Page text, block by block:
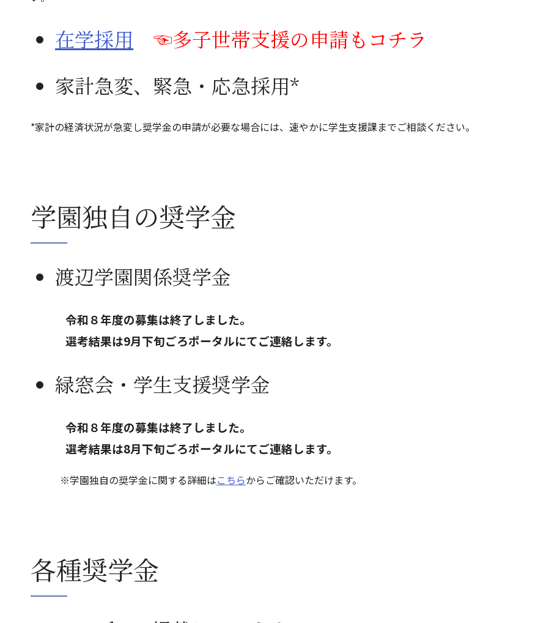
在学採用
☜多子世帯支援の申請もコチラ
家計急変、緊急・応急採用*
*家計の経済状況が急変し奨学金の申請が必要な場合には、速やかに学生支援課までご相談ください。
学園独自の奨学金
渡辺学園関係奨学金
令和８年度の募集は終了しました。
選考結果は9月下旬ごろポータルにてご連絡します。
緑窓会・学生支援奨学金
令和８年度の募集は終了しました。
選考結果は8月下旬ごろポータルにてご連絡します。
※学園独自の奨学金に関する詳細はこちらからご確認いただけます。
各種奨学金